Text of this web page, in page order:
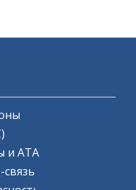
и ATA